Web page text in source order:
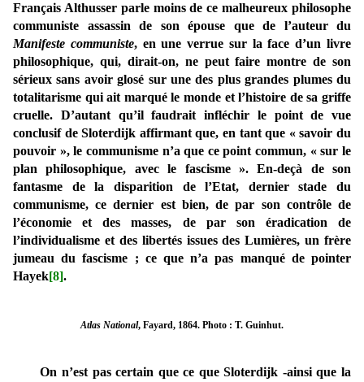
Français Althusser parle moins de ce malheureux philosophe
communiste assassin de son épouse que de l’auteur du
Manifeste communiste, en une verrue sur la face d’un livre
philosophique, qui, dirait-on, ne peut faire montre de son
sérieux sans avoir glosé sur une des plus grandes plumes du
totalitarisme qui ait marqué le monde et l’histoire de sa griffe
cruelle. D’autant qu’il faudrait infléchir le point de vue
conclusif de Sloterdijk affirmant que, en tant que « savoir du
pouvoir », le communisme n’a que ce point commun, « sur le
plan philosophique, avec le fascisme ». En-deçà de son
fantasme de la disparition de l’Etat, dernier stade du
communisme, ce dernier est bien, de par son contrôle de
l’économie et des masses, de par son éradication de
l’individualisme et des libertés issues des Lumières, un frère
jumeau du fascisme ; ce que n’a pas manqué de pointer
Hayek[8].
Atlas National, Fayard, 1864. Photo : T. Guinhut.
On n’est pas certain que ce que Sloterdijk -ainsi que la